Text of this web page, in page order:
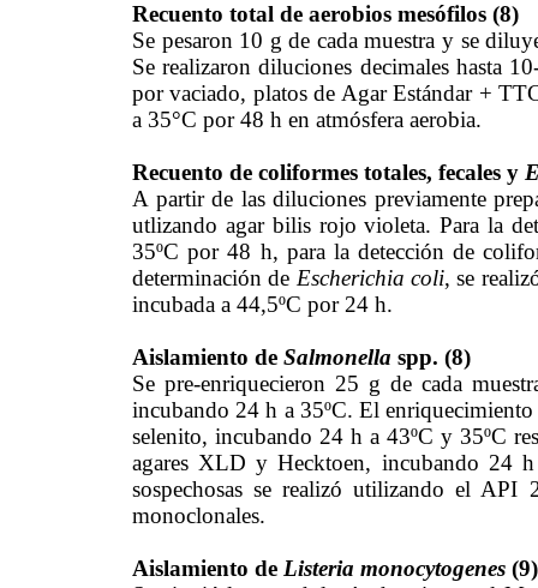
Recuento total de aerobios mesófilos (8)
Se pesaron 10 g de cada muestra y se
Se realizaron diluciones decimales hasta
por vaciado, platos de Agar Estándar +
a 35°C por 48 h en atmósfera aerobia.
Recuento de coliformes totales, fecales y
A partir de las diluciones previamente
utlizando agar bilis rojo violeta. Para la
35ºC por 48 h, para la detección de
determinación de Escherichia coli, se
incubada a 44,5ºC por 24 h.
Aislamiento de Salmonella spp. (8)
Se pre-enriquecieron 25 g de cada
incubando 24 h a 35ºC. El
selenito, incubando 24 h a 43ºC y 35ºC
agares XLD y Hecktoen, incubando 24
sospechosas se realizó utilizando el API
monoclonales.
Aislamiento de Listeria monocytogenes (9)